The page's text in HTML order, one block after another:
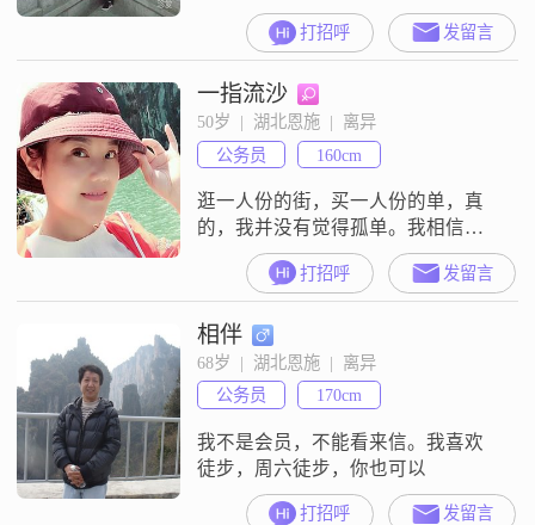
是没心没肺，都说喜欢生爱意，没
人喜欢我那俺就先好好地爱自己啦
啦啦。
打招呼 发留言
一指流沙
50岁  |  湖北恩施  |  离异
公务员
160cm
逛一人份的街，买一人份的单，真
的，我并没有觉得孤单。我相信，
你正在与我相遇的路上，马不停
蹄。我不怕孤独，不怕爱情的失
当，不怕每一个节日里成双成对的
身影，因为我相信在这个世界的某
一个角落，一定有那样一个宁静的
人，值得我如此纯粹的等待。我愿
用一杯水的单纯，面对一辈子的复
杂，然后做最好的自己，只为了与
你相遇……
打招呼 发留言
相伴
68岁  |  湖北恩施  |  离异
公务员
170cm
我不是会员，不能看来信。我喜欢
徒步，周六徒步，你也可以
打招呼 发留言